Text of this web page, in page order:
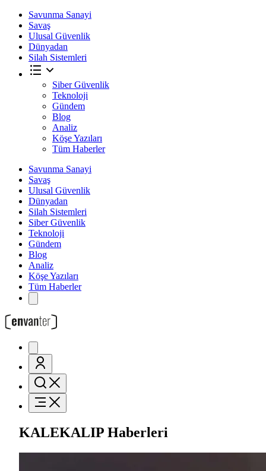
Savunma Sanayi
Savaş
Ulusal Güvenlik
Dünyadan
Silah Sistemleri
Siber Güvenlik
Teknoloji
Gündem
Blog
Analiz
Köşe Yazıları
Tüm Haberler
Savunma Sanayi
Savaş
Ulusal Güvenlik
Dünyadan
Silah Sistemleri
Siber Güvenlik
Teknoloji
Gündem
Blog
Analiz
Köşe Yazıları
Tüm Haberler
KALEKALIP Haberleri